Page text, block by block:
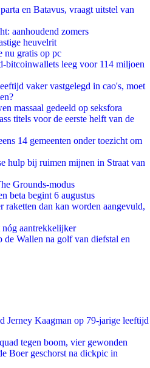
en Batavus, vraagt uitstel van
aanhoudend zomers
heuvelrit
nu gratis op pc
bitcoinwallets leeg voor 114 miljoen
vaker vastgelegd in cao's, moet
massaal gedeeld op seksfora
titels voor de eerste helft van de
14 gemeenten onder toezicht om
hulp bij ruimen mijnen in Straat van
Grounds-modus
beta begint 6 augustus
raketten dan kan worden aangevuld,
aantrekkelijker
Wallen na golf van diefstal en
Jerney Kaagman op 79-jarige leeftijd
tegen boom, vier gewonden
Boer geschorst na dickpic in